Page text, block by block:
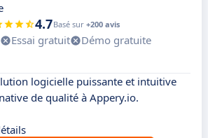
4.7Basé sur +200 avis
Essai gratuit
Démo gratuite
logicielle puissante et intuitive
de qualité à Appery.io.